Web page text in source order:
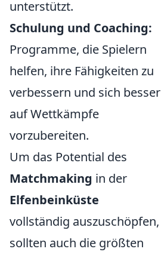
unterstützt.
Schulung und Coaching:
Programme, die Spielern
helfen, ihre Fähigkeiten zu
verbessern und sich besser
auf Wettkämpfe
vorzubereiten.
Um das Potential des
Matchmaking in der
Elfenbeinküste
vollständig auszuschöpfen,
sollten auch die größten